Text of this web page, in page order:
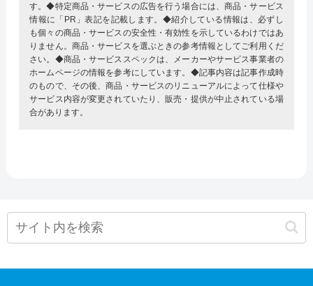
す。◆特定商品・サービスの広告を行う場合には、商品・サービス
情報に「PR」表記を記載します。◆紹介している情報は、必ずし
も個々の商品・サービスの安全性・有効性を示しているわけではあ
りません。商品・サービスを選ぶときの参考情報としてご利用くだ
さい。◆商品・サービススペックは、メーカーやサービス事業者の
ホームページの情報を参考にしています。◆記事内容は記事作成時
のもので、その後、商品・サービスのリニューアルによって仕様や
サービス内容が変更されていたり、販売・提供が中止されている場
合があります。